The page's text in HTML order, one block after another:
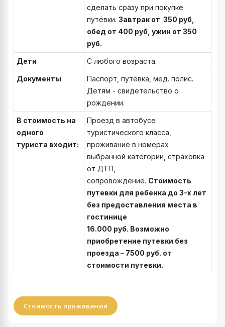
сделать сразу при покупке
путёвки. Завтрак от 350 руб,
обед от 400 руб, ужин от 350
руб.
Дети С любого возраста.
Документы
Паспорт, путёвка, мед. полис.
Детям - свидетельство о
рождении.
В стоимость на
одного
туриста входит:
Проезд в автобусе
туристического класса,
проживание в номерах
выбранной категории, страховка
от ДТП,
сопровождение. Стоимость
путевки для ребенка до 3-х лет
без предоставления места в
гостинице
16.000 руб. Возможно
приобретение путевки без
проезда – 7500 руб. от
стоимости путевки.
Стоимость проживания